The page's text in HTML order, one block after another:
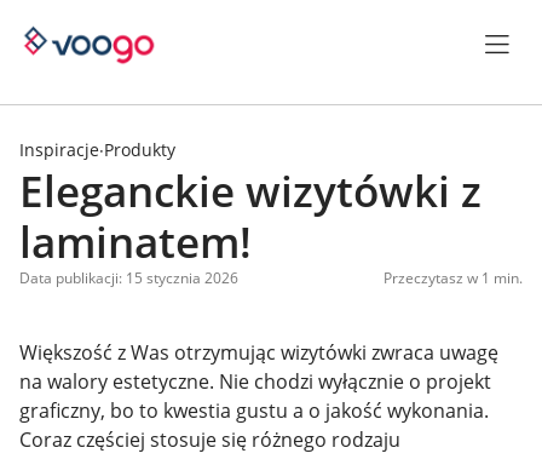
Inspiracje·Produkty
Eleganckie wizytówki z
laminatem!
Data publikacji: 15 stycznia 2026 Przeczytasz w 1 min.
Większość z Was otrzymując wizytówki zwraca uwagę
na walory estetyczne. Nie chodzi wyłącznie o projekt
graficzny, bo to kwestia gustu a o jakość wykonania.
Coraz częściej stosuje się różnego rodzaju